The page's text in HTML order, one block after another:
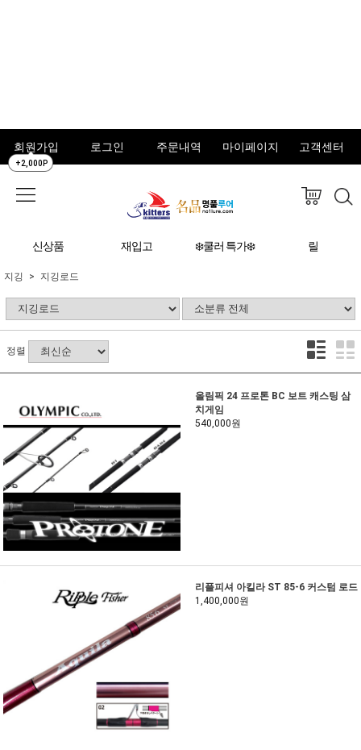
회원가입
+2,000P
로그인 주문내역 마이페이지 고객센터
신상품 재입고 ❄️쿨러 특가❄️ 릴
지깅 지깅로드
정렬
올림픽 24 프로톤 BC 보트 캐스팅 삼
치게임
540,000원
리플피셔 아킬라 ST 85-6 커스텀 로드
1,400,000원